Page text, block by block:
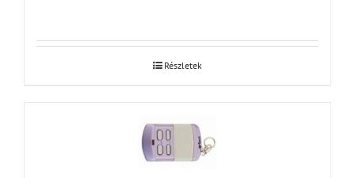
Részletek